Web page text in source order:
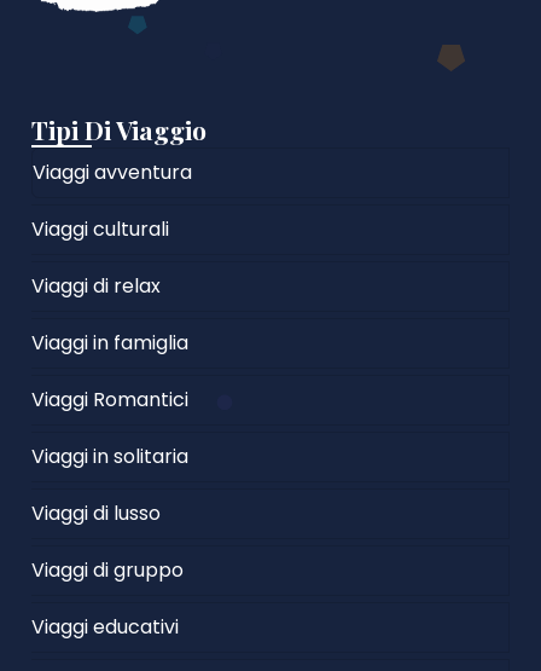
Tipi Di Viaggio
Viaggi avventura
Viaggi culturali
Viaggi di relax
Viaggi in famiglia
Viaggi Romantici
Viaggi in solitaria
Viaggi di lusso
Viaggi di gruppo
Viaggi educativi